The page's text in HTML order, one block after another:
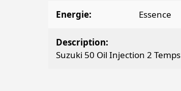
Energie Essence
Description
Suzuki 50 Oil Injection 2 Temps